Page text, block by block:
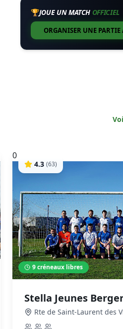
🏆JOUE UN MATCH OFFICIEL
ORGANISER UNE PARTIE
0
4.3 (63)
9créneaux libres
Stella Jeunes
Rte de Saint-Laurent des